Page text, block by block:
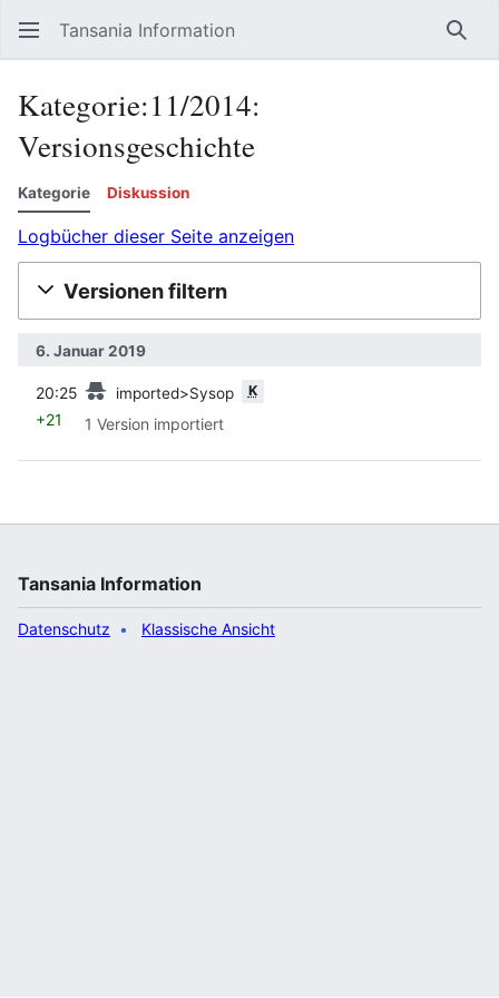
Tansania Information
Kategorie:11/2014:
Versionsgeschichte
Kategorie Diskussion
Logbücher dieser Seite anzeigen
Versionen filtern
6. Januar 2019
20:25 imported>Sysop K
+21 1 Version importiert
Tansania Information
Datenschutz Klassische Ansicht